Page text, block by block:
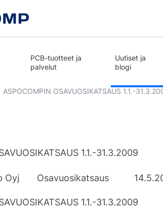
PCB-tuotteet ja
palvelut
Uutiset ja
blogi
ASPOCOMPIN OSAVUOSIKATSAUS 1.1.-
1.1.-31.3.2009
Oyj Osavuosikatsaus
1.1.-31.3.2009